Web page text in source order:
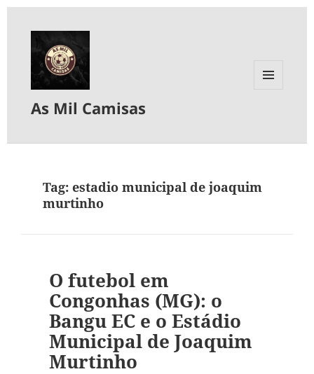
As Mil Camisas
Tag:estadio municipal de joaquim
murtinho
O futebol em
Congonhas (MG): o
Bangu EC e o Estádio
Municipal de Joaquim
Murtinho